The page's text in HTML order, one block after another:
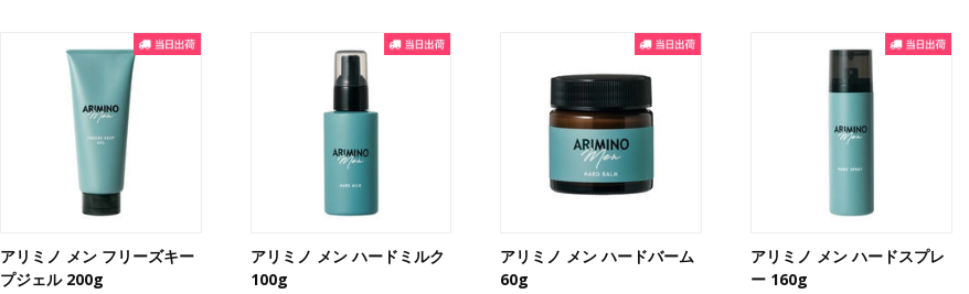
アリミノ メン フリーズキー
プジェル 200g
アリミノ メン ハードミルク
100g
アリミノ メン ハードバーム
60g
アリミノ メン ハードスプレ
ー 160g